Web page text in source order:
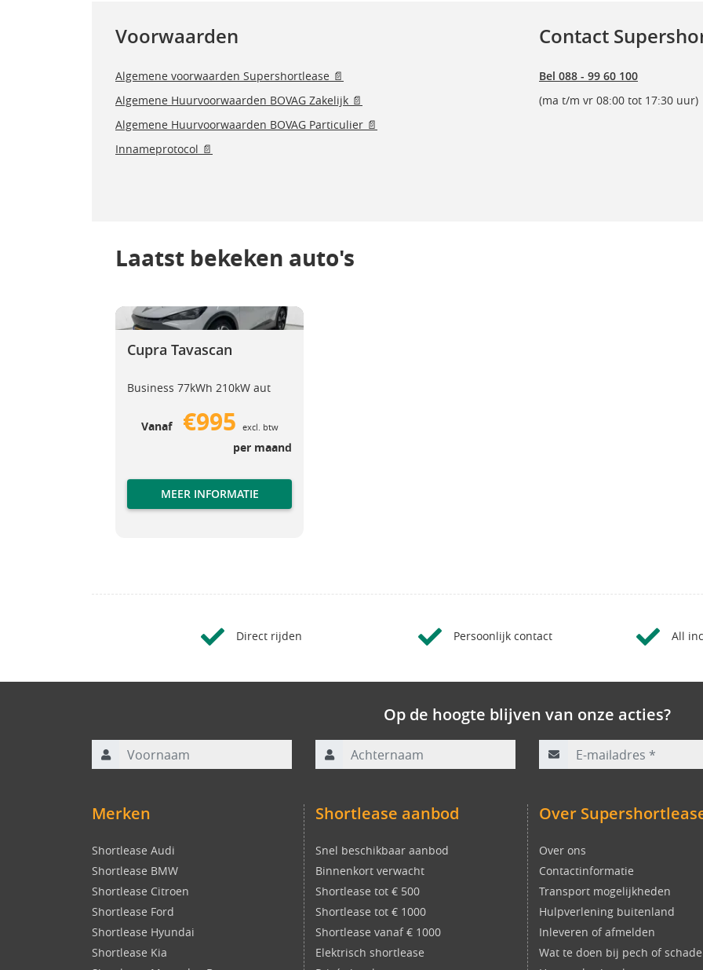
Voorwaarden
Algemene voorwaarden Supershortlease 📄
Algemene Huurvoorwaarden BOVAG Zakelijk 📄
Algemene Huurvoorwaarden BOVAG Particulier 📄
Innameprotocol 📄
Contact
Bel 088 - 99 60 100
(ma t/m vr 08:00 tot 17:30 uur)
Laatst bekeken auto's
Cupra Tavascan
Cupra Tavascan
Cupra Tavascan
Business 77kWh 210kW aut
Vanaf €995 excl. btw
per maand
MEER INFORMATIE
Direct rijden Persoonlijk contact All
Op de hoogte blijven van onze acties?
Merken
Shortlease Audi
Shortlease BMW
Shortlease Citroen
Shortlease Ford
Shortlease Hyundai
Shortlease Kia
Shortlease aanbod
Snel beschikbaar aanbod
Binnenkort verwacht
Shortlease tot € 500
Shortlease tot € 1000
Shortlease vanaf € 1000
Elektrisch shortlease
Over
Over ons
Contactinformatie
Transport mogelijkheden
Hulpverlening buitenland
Inleveren of afmelden
Wat te doen bij pech of schade